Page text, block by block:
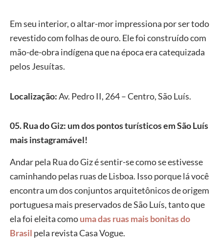
Em seu interior, o altar-mor impressiona por ser todo
revestido com folhas de ouro. Ele foi construído com
mão-de-obra indígena que na época era catequizada
pelos Jesuítas.
Localização:Av. Pedro II, 264 – Centro, São Luís.
05. Rua do Giz: um dos pontos turísticos em São Luís
mais instagramável!
Andar pela Rua do Giz é sentir-se como se estivesse
caminhando pelas ruas de Lisboa. Isso porque lá você
encontra um dos conjuntos arquitetônicos de origem
portuguesa mais preservados de São Luís, tanto que
ela foi eleita comouma das ruas mais bonitas do
Brasil pela revista Casa Vogue.